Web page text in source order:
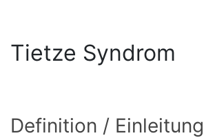
Tietze Syndrom
Definition / Einleitung